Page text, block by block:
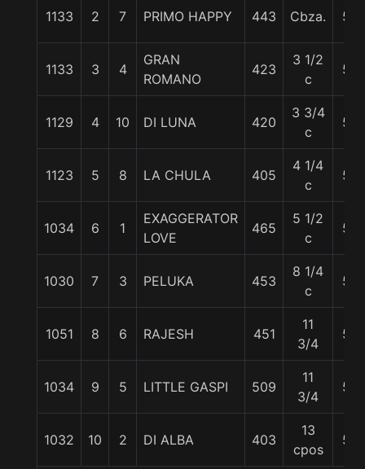
1133 2 7 PRIMO HAPPY 443 Cbza. 57
1133 3 4
GRAN
ROMANO
423
3 1/2
c
57
1129 4 10 DI LUNA 420
3 3/4
c
57
1123 5 8 LA CHULA 405
4 1/4
c
57
1034 6 1
EXAGGERATOR
LOVE
465
5 1/2
c
57
1030 7 3 PELUKA 453
8 1/4
c
57
1051 8 6 RAJESH 451
11
3/4
57
1034 9 5 LITTLE GASPI 509
11
3/4
57
1032 10 2 DI ALBA 403
13
cpos
57